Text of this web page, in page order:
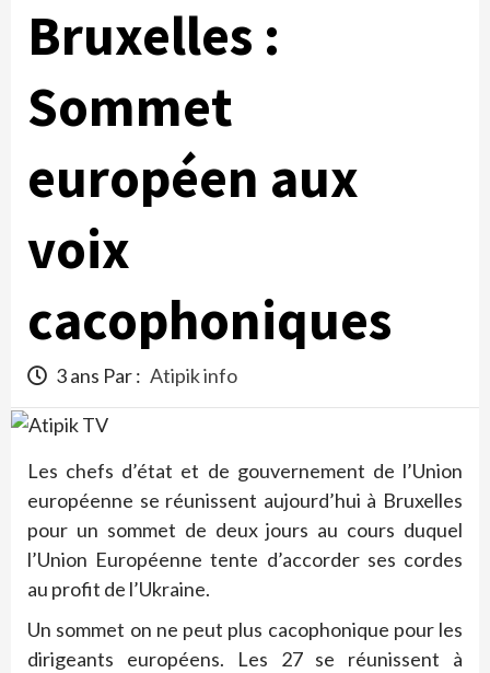
Bruxelles :
Sommet
européen aux
voix
cacophoniques
3 ans Par : Atipik info
Les chefs d’état et de gouvernement de l’Union
européenne se réunissent aujourd’hui à Bruxelles
pour un sommet de deux jours au cours duquel
l’Union Européenne tente d’accorder ses cordes
au profit de l’Ukraine.
Un sommet on ne peut plus cacophonique pour les
dirigeants européens. Les 27 se réunissent à